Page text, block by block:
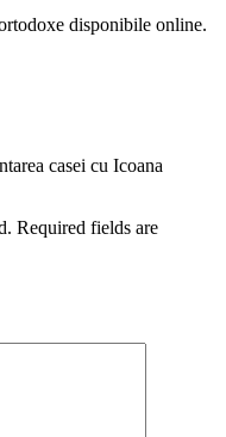
disponibile online.
casei cu Icoana
Required fields are